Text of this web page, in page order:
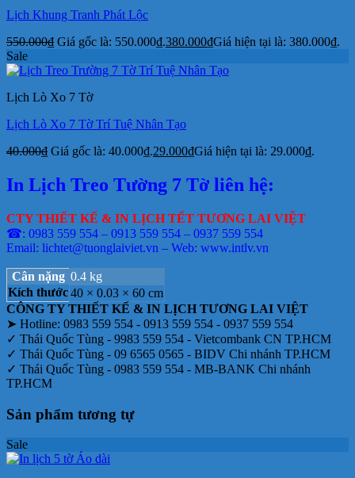
Lịch Khung Tranh Phát Lộc
550.000₫ Giá gốc là: 550.000₫.380.000₫Giá hiện tại là: 380.000₫.
Sale
Lịch Lò Xo 7 Tờ
Lịch Lò Xo 7 Tờ Trí Tuệ Nhân Tạo
40.000₫ Giá gốc là: 40.000₫.29.000₫Giá hiện tại là: 29.000₫.
In Lịch Treo Tường 7 Tờ liên hệ:
CTY THIẾT KẾ & IN LỊCH TẾT TƯƠNG LAI VIỆT
☎: 0983 559 554 – 0913 559 554 – 0937 559 554
Email: lichtet@tuonglaiviet.vn – Web: www.intlv.vn
Cân nặng 0.4 kg
Kích thước40 × 0.03 × 60 cm
CÔNG TY THIẾT KẾ & IN LỊCH TƯƠNG LAI VIỆT
➤ Hotline: 0983 559 554 - 0913 559 554 - 0937 559 554
✓ Thái Quốc Tùng - 9983 559 554 - Vietcombank CN TP.HCM
✓ Thái Quốc Tùng - 09 6565 0565 - BIDV Chi nhánh TP.HCM
✓ Thái Quốc Tùng - 0983 559 554 - MB-BANK Chi nhánh
TP.HCM
Sản phẩm tương tự
Sale